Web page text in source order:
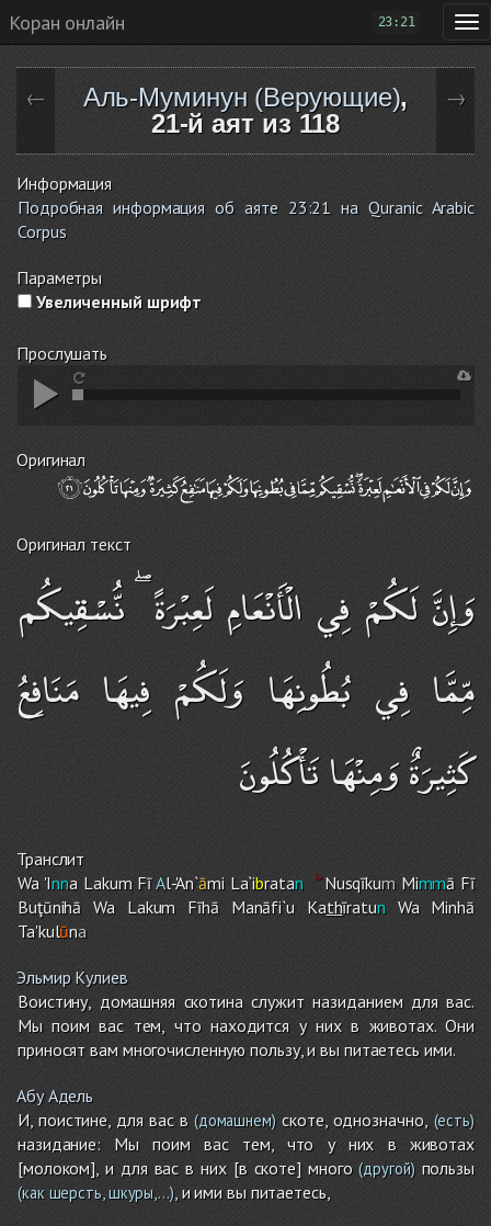
Коран онлайн 23:21
← Аль-Муминун (Верующие),
21-й аят из 118
→
Информация
Подробная информация об аяте 23:21 на Quranic Arabic
Corpus
Параметры
Увеличенный шрифт
Прослушать
Оригинал
Оригинал текст
وَإِنَّ لَكُمْ فِي الْأَنْعَامِ لَعِبْرَةً ۖ نُّسْقِيكُم
مِّمَّا فِي بُطُونِهَا وَلَكُمْ فِيهَا مَنَافِعُ
كَثِيرَةٌ وَمِنْهَا تَأْكُلُونَ
Транслит
Wa 'Inna LakumFīAl-'An`āmi La`ibratan NusqīkumMimmā Fī
Buţūnihā Wa Lakum Fīhā Manāfi`u KathīratunWa Minhā
Ta'kulūna
Эльмир Кулиев
Воистину, домашняя скотина служит назиданием для вас.
Мы поим вас тем, что находится у них в животах. Они
приносят вам многочисленную пользу, и вы питаетесь ими.
Абу Адель
И, поистине, для вас в(домашнем)скоте, однозначно, (есть)
назидание: Мы поим вас тем, что у них в животах
[молоком], и для вас в них [в скоте] много(другой)пользы
(как шерсть, шкуры,...), и ими вы питаетесь,